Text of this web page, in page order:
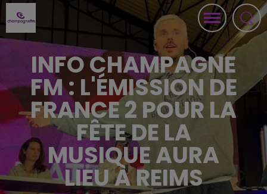
INFO CHAMPAGNE
FM : L'ÉMISSION DE
FRANCE 2 POUR LA
FÊTE DE LA
MUSIQUE AURA
LIEU À REIMS